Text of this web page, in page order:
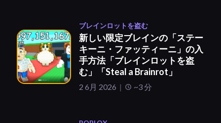
ブレインロットを盗む
新しい限定ブレインの「ステー
キーニ・ファッティーニ」の入
手方法「ブレインロットを盗
む」「Steal a Brainrot」
2 6月 2026 ~3 分